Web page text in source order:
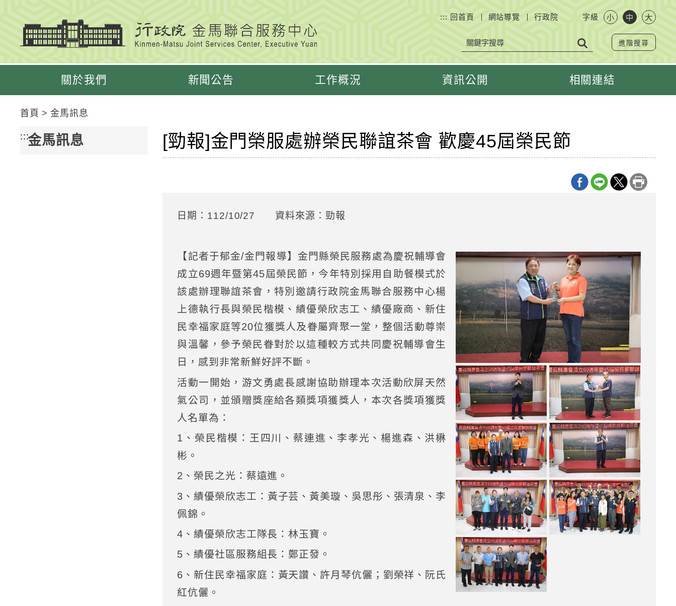
block
::: 回首頁 網站導覽 行政院 字級 小 中 大
進階搜尋
關於我們 新聞公告 工作概況 資訊公開 相關連結
首頁 金馬訊息
:::金馬訊息 [勁報]金門榮服處辦榮民聯誼茶會 歡慶45屆榮民節
日期：112/10/27 資料來源：勁報
【記者于郁金/金門報導】金門縣榮民服務處為慶祝輔導會
成立69週年暨第45屆榮民節，今年特別採用自助餐模式於
該處辦理聯誼茶會，特別邀請行政院金馬聯合服務中心楊
上德執行長與榮民楷模、績優榮欣志工、績優廠商、新住
民幸福家庭等20位獲獎人及眷屬齊聚一堂，整個活動尊崇
與溫馨，參予榮民眷對於以這種較方式共同慶祝輔導會生
日，感到非常新鮮好評不斷。
活動一開始，游文勇處長感謝協助辦理本次活動欣屏天然
氣公司，並頒贈獎座給各類獎項獲獎人，本次各獎項獲獎
人名單為：
1、榮民楷模：王四川、蔡連進、李孝光、楊進森、洪楙
彬。
2、榮民之光：蔡遠進。
3、績優榮欣志工：黃子芸、黃美璇、吳思彤、張清泉、李
佩錦。
4、績優榮欣志工隊長：林玉寶。
5、績優社區服務組長：鄭正發。
6、新住民幸福家庭：黃天讚、許月琴伉儷；劉榮祥、阮氏
紅伉儷。